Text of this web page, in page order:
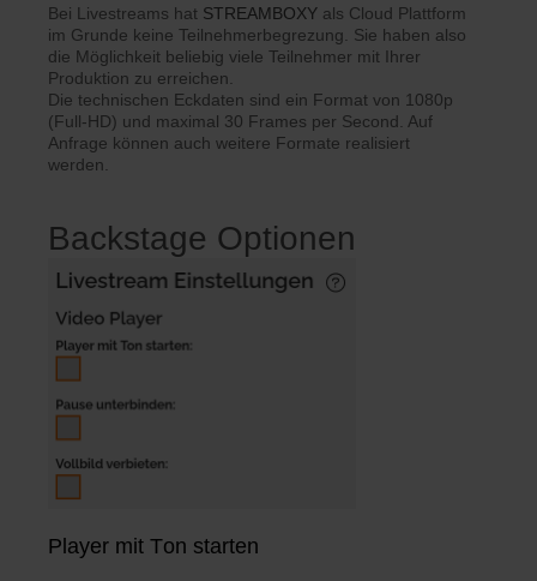
Bei Livestreams hat STREAMBOXY als Cloud Plattform
im Grunde keine Teilnehmerbegrezung. Sie haben also
die Möglichkeit beliebig viele Teilnehmer mit Ihrer
Produktion zu erreichen.
Die technischen Eckdaten sind ein Format von 1080p
(Full-HD) und maximal 30 Frames per Second. Auf
Anfrage können auch weitere Formate realisiert
werden.
Backstage Optionen
Player mit Ton starten